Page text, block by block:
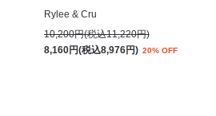
Rylee & Cru
10,200円(税込11,220円)
8,160円(税込8,976円) 20% OFF